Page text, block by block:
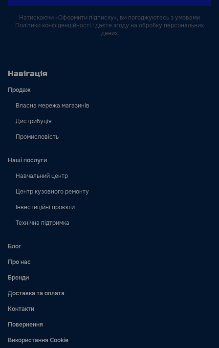
Натискаючи «Оформити підписку», ви погоджуютесь з умовами
Політики конфіденційності і даєте згоду на обробку персональних
даних
Навігація
Продаж
Власна мережа магазинів
Дистрибуція
Промисловість
Наші послуги
Навчальний центр
Центр кузовного ремонту
Інвестиційні проєкти
Технічна підтримка
Блог
Про нас
Бренди
Доставка та оплата
Контакти
Повернення
Використання Cookie